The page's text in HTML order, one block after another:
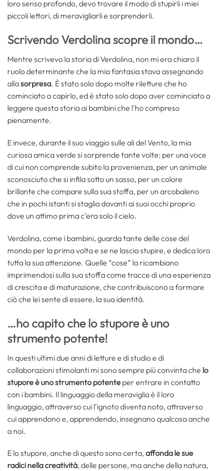
loro senso profondo, devo trovare il modo di stupirli i miei
piccoli lettori, di meravigliarli e sorprenderli.
Scrivendo Verdolina scopre il mondo…
Mentre scrivevo la storia di Verdolina, non mi era chiaro il
ruolo determinante che la mia fantasia stava assegnando
allasorpresa. È stato solo dopo molte riletture che ho
cominciato a capirlo, ed è stato solo dopo aver cominciato a
leggere questa storia ai bambini che l’ho compreso
pienamente.
E invece, durante il suo viaggio sulle ali del Vento, la mia
curiosa amica verde si sorprende tante volte: per una voce
di cui non comprende subito la provenienza, per un animale
sconosciuto che si infila sotto un sasso, per un colore
brillante che compare sulla sua stoffa, per un arcobaleno
che in pochi istanti si staglia davanti ai suoi occhi proprio
dove un attimo prima c’era solo il cielo.
Verdolina, come i bambini, guarda tante delle cose del
mondo per la prima volta e se ne lascia stupire, e dedica loro
tutta la sua attenzione. Quelle “cose” la ricambiano
imprimendosi sulla sua stoffa come tracce di una esperienza
di crescita e di maturazione, che contribuiscono a formare
ciò che lei sente di essere, la sua identità.
…ho capito che lo stupore è uno
strumento potente!
In questi ultimi due anni di letture e di studio e di
collaborazioni stimolanti mi sono sempre più convinta che lo
stupore è uno strumento potente per entrare in contatto
con i bambini. Il linguaggio della meraviglia è il loro
linguaggio, attraverso cui l’ignoto diventa noto, attraverso
cui apprendono e, apprendendo, insegnano qualcosa anche
a noi.
E lo stupore, anche di questo sono certa,affonda le sue
radici nella creatività, delle persone, ma anche della natura,